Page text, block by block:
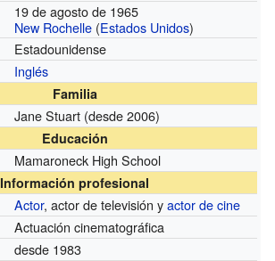
19 de agosto de 1965
New Rochelle (Estados Unidos)
Estadounidense
Inglés
Familia
Jane Stuart (desde 2006)
Educación
Mamaroneck High School
Información profesional
Actor, actor de televisión yactor de cine
Actuación cinematográfica
desde 1983